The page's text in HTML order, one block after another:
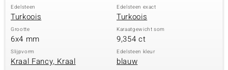
Edelsteen
Turkoois
Edelsteen exact
Turkoois
Grootte
6x4 mm
Karaatgewicht som
9,354 ct
Slijpvorm
Kraal Fancy, Kraal
Edelsteen kleur
blauw